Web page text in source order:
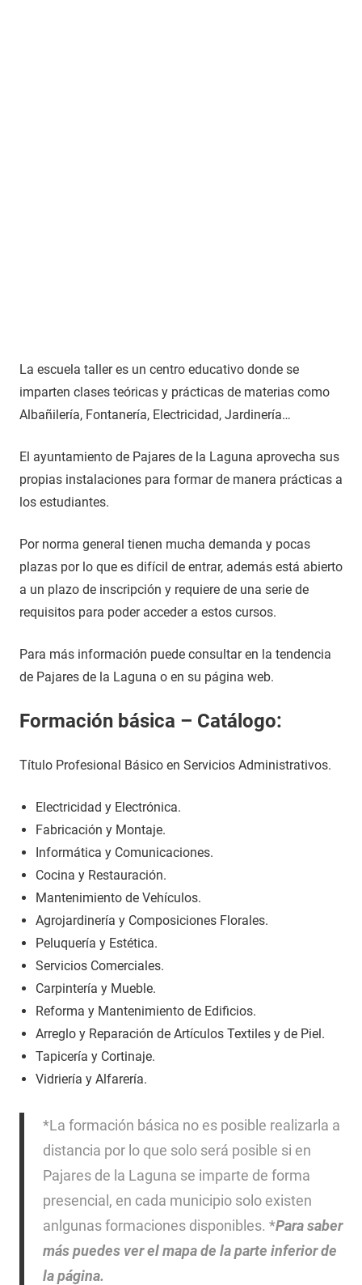
La escuela taller es un centro educativo donde se
imparten clases teóricas y prácticas de materias como
Albañilería, Fontanería, Electricidad, Jardinería…
El ayuntamiento de Pajares de la Laguna aprovecha sus
propias instalaciones para formar de manera prácticas a
los estudiantes.
Por norma general tienen mucha demanda y pocas
plazas por lo que es difícil de entrar, además está abierto
a un plazo de inscripción y requiere de una serie de
requisitos para poder acceder a estos cursos.
Para más información puede consultar en la tendencia
de Pajares de la Laguna o en su página web.
Formación básica – Catálogo:
Título Profesional Básico en Servicios Administrativos.
Electricidad y Electrónica.
Fabricación y Montaje.
Informática y Comunicaciones.
Cocina y Restauración.
Mantenimiento de Vehículos.
Agrojardinería y Composiciones Florales.
Peluquería y Estética.
Servicios Comerciales.
Carpintería y Mueble.
Reforma y Mantenimiento de Edificios.
Arreglo y Reparación de Artículos Textiles y de Piel.
Tapicería y Cortinaje.
Vidriería y Alfarería.
*La formación básica no es posible realizarla a
distancia por lo que solo será posible si en
Pajares de la Laguna se imparte de forma
presencial, en cada municipio solo existen
anlgunas formaciones disponibles. *Para saber
más puedes ver el mapa de la parte inferior de
la página.